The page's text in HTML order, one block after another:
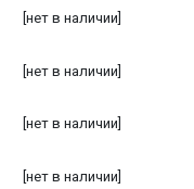
[нет в наличии]
[нет в наличии]
[нет в наличии]
[нет в наличии]